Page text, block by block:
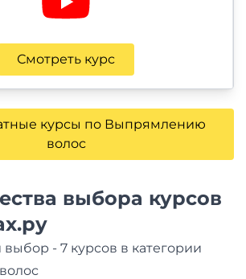
Смотреть курс
курсы по Выпрямлению
волос
выбора курсов
- 7 курсов в категории